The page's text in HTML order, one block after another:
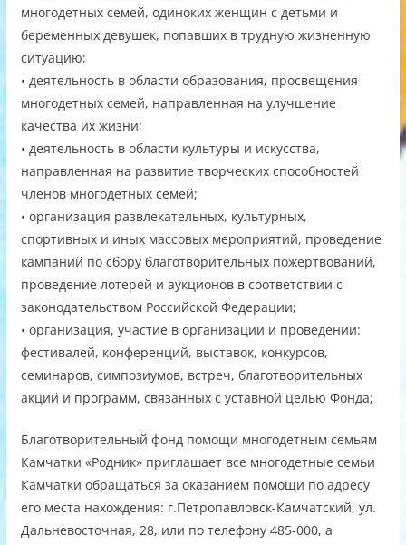
многодетных семей, одиноких женщин с детьми и
беременных девушек, попавших в трудную жизненную
ситуацию;
• деятельность в области образования, просвещения
многодетных семей, направленная на улучшение
качества их жизни;
• деятельность в области культуры и искусства,
направленная на развитие творческих способностей
членов многодетных семей;
• организация развлекательных, культурных,
спортивных и иных массовых мероприятий, проведение
кампаний по сбору благотворительных пожертвований,
проведение лотерей и аукционов в соответствии с
законодательством Российской Федерации;
• организация, участие в организации и проведении:
фестивалей, конференций, выставок, конкурсов,
семинаров, симпозиумов, встреч, благотворительных
акций и программ, связанных с уставной целью Фонда;
Благотворительный фонд помощи многодетным семьям
Камчатки «Родник» приглашает все многодетные семьи
Камчатки обращаться за оказанием помощи по адресу
его места нахождения: г.Петропавловск-Камчатский, ул.
Дальневосточная, 28, или по телефону 485-000, а